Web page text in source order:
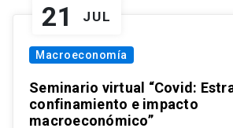
21 JUL
Macroeconomía
Seminario virtual “Covid:
confinamiento e impacto
macroeconómico”